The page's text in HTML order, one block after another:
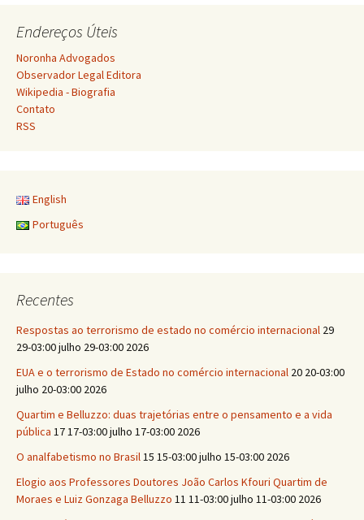
posts
Endereços Úteis
Noronha Advogados
Observador Legal Editora
Wikipedia - Biografia
Contato
RSS
English
Português
Recentes
Respostas ao terrorismo de estado no comércio internacional 29
29-03:00 julho 29-03:00 2026
EUA e o terrorismo de Estado no comércio internacional 20 20-03:00
julho 20-03:00 2026
Quartim e Belluzzo: duas trajetórias entre o pensamento e a vida
pública 17 17-03:00 julho 17-03:00 2026
O analfabetismo no Brasil15 15-03:00 julho 15-03:00 2026
Elogio aos Professores Doutores João Carlos Kfouri Quartim de
Moraes e Luiz Gonzaga Belluzzo 11 11-03:00 julho 11-03:00 2026